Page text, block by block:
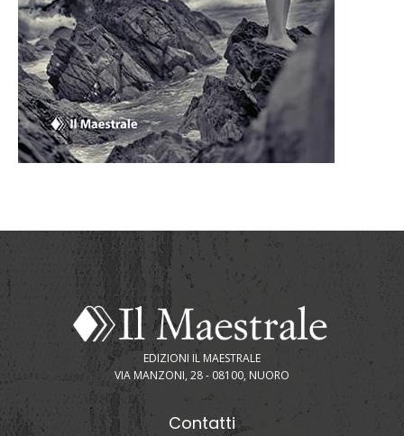
EDIZIONI IL MAESTRALE
VIA MANZONI, 28 - 08100, NUORO
Contatti